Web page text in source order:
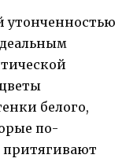
утонченностью
белого,
по-